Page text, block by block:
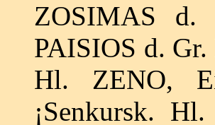
ZOSIMAS d.
PAISIOS d.
Hl. ZENO,
¡Senkursk.